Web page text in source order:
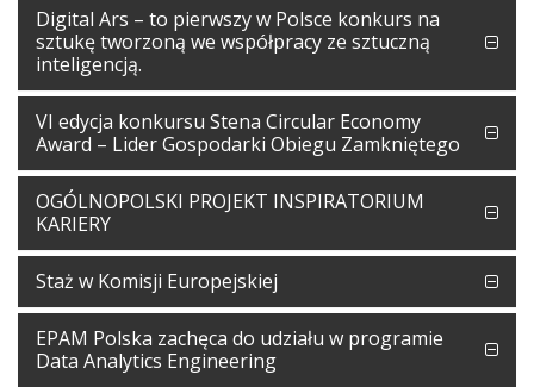
Digital Ars – to pierwszy w Polsce konkurs na
sztukę tworzoną we współpracy ze sztuczną
inteligencją.
VI edycja konkursu Stena Circular Economy
Award – Lider Gospodarki Obiegu Zamkniętego
OGÓLNOPOLSKI PROJEKT INSPIRATORIUM
KARIERY
Staż w Komisji Europejskiej
EPAM Polska zachęca do udziału w programie
Data Analytics Engineering